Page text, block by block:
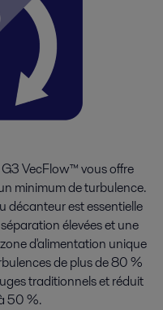
VecFlow™ vous offre
minimum de turbulence.
décanteur est essentielle
élevées et une
d'alimentation unique
de plus de 80 %
traditionnels et réduit
50 %.